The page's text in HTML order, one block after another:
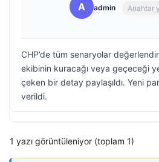
A admin Anahtar
CHP’de tüm senaryolar
ekibinin kuracağı veya geçeceği
çeken bir detay paylaşıldı. Yeni
verildi.
1 yazı görüntüleniyor (toplam 1)